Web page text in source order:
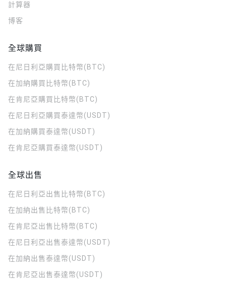
計算器
博客
全球購買
在尼日利亞購買比特幣(BTC)
在加納購買比特幣(BTC)
在肯尼亞購買比特幣(BTC)
在尼日利亞購買泰達幣(USDT)
在加納購買泰達幣(USDT)
在肯尼亞購買泰達幣(USDT)
全球出售
在尼日利亞出售比特幣(BTC)
在加納出售比特幣(BTC)
在肯尼亞出售比特幣(BTC)
在尼日利亞出售泰達幣(USDT)
在加納出售泰達幣(USDT)
在肯尼亞出售泰達幣(USDT)